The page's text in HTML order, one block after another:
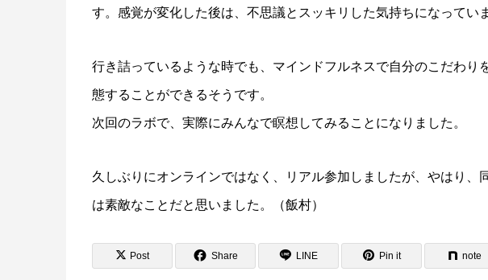
す。感覚が変化した後は、不思議とスッキリした気持ちになってい
行き詰っているような時でも、マインドフルネスで自分のこだわり
態することができるそうです。
次回のラボで、実際にみんなで瞑想してみることになりました。
久しぶりにオンラインではなく、リアル参加しましたが、やはり、
は素敵なことだと思いました。（飯村）
Post Share LINE Pin it note